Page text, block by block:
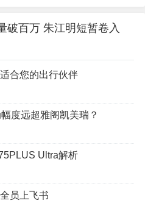
破百万 朱江明短暂卷入
合您的出行伙伴
度远超雅阁凯美瑞？
Ultra解析
员上飞书